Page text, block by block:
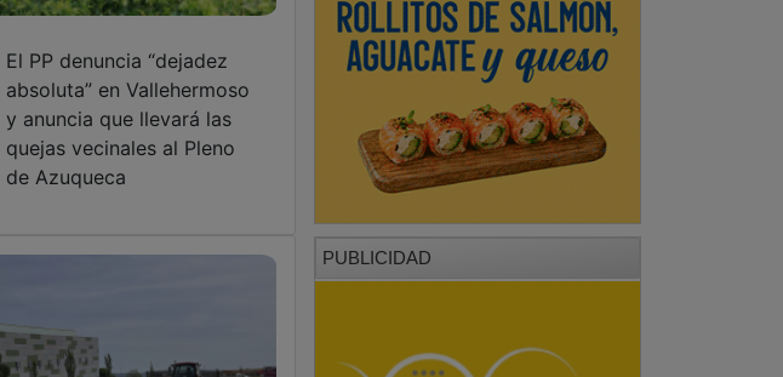
El PP denuncia “dejadez
absoluta” en Vallehermoso
y anuncia que llevará las
quejas vecinales al Pleno
de Azuqueca
PUBLICIDAD